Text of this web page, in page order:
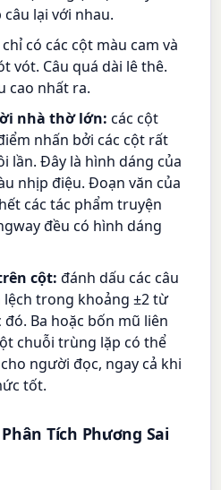
lại với nhau.
chỉ có các cột màu cam và
vót. Câu quá dài lê thê.
cao nhất ra.
nhà thờ lớn: các cột
nhấn bởi các cột rất
lần. Đây là hình dáng của
nhịp điệu. Đoạn văn của
các tác phẩm truyện
đều có hình dáng
cột: đánh dấu các câu
lệch trong khoảng ±2 từ
Ba hoặc bốn mũ liên
chuỗi trùng lặp có thể
người đọc, ngay cả khi
tốt.
Tích Phương Sai